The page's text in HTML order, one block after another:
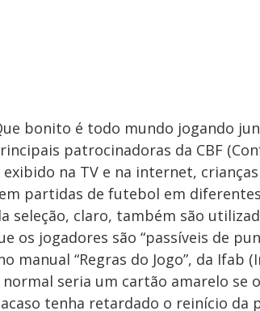
bonito é todo mundo jogando
patrocinadoras da CBF
na TV e na internet,
em partidas de futebol em
seleção, claro, também são
os jogadores são “passíveis de
manual “Regras do Jogo”, da Ifab
seria um cartão amarelo se
tenha retardado o reinício da